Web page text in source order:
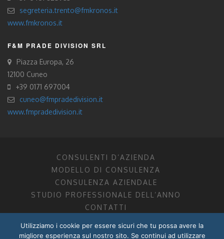
segreteria.trento@fmkronos.it
www.fmkronos.it
F&M PRADE DIVISION SRL
Piazza Europa, 26
12100 Cuneo
+39 0171 697004
cuneo@fmpradedivision.it
www.fmpradedivision.it
CONSULENTI D’AZIENDA
MODELLO DI CONSULENZA
CONSULENZA AZIENDALE
STUDIO PROFESSIONALE DELL’ANNO
CONTATTI
FM CONSULENTI D’AZIENDA SOCIETÀ TRA PROFESSIONISTI
Utilizziamo i cookie per essere sicuri che tu possa avere la
migliore esperienza sul nostro sito. Se continui ad utilizzare